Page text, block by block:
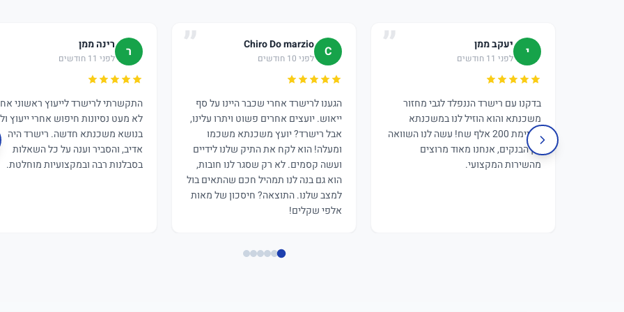
י יעקב ממן
לפני 11 חודשים
בדקנו עם רישרד הננפלד לגבי מחזור
משכנתא והוא הוזיל לנו במשכנתא
הקיימת 200 אלף שח! עשה לנו השוואה
בין הבנקים, אנחנו מאוד מרוצים
מהשירות המקצועי.
C
Chiro Do marzio
לפני 10 חודשים
הגענו לרישרד אחרי שכבר היינו על סף
ייאוש. יועצים אחרים פשוט ויתרו עלינו,
אבל רישרד? יועץ משכנתא משכמו
ומעלה! הוא לקח את התיק שלנו לידיים
ועשה קסמים. לא רק שסגר לנו חובות,
הוא גם בנה לנו תמהיל חכם שהתאים בול
למצב שלנו. התוצאה? חיסכון של מאות
אלפי שקלים!
ר רינה ממן
לפני 11 חודשים
התקשרתי לרישרד לייעוץ ראשוני
לא מעט נסיונות חיפוש אחרי ייעוץ
בנושא משכנתא חדשה. רישרד היה
אדיב, והסביר וענה על כל השאלות
בסבלנות רבה ובמקצועיות מוחלטת.